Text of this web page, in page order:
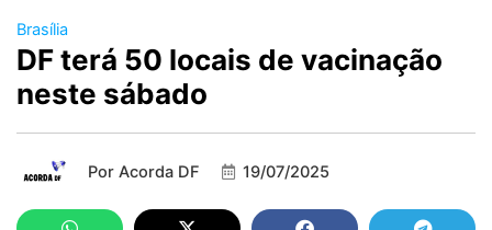
Brasília
DF terá 50 locais de vacinação
neste sábado
Por Acorda DF 19/07/2025